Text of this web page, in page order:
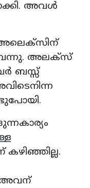
അവൾ
വന്നു. അലക്സ്
ബസ്സ്
അവന്